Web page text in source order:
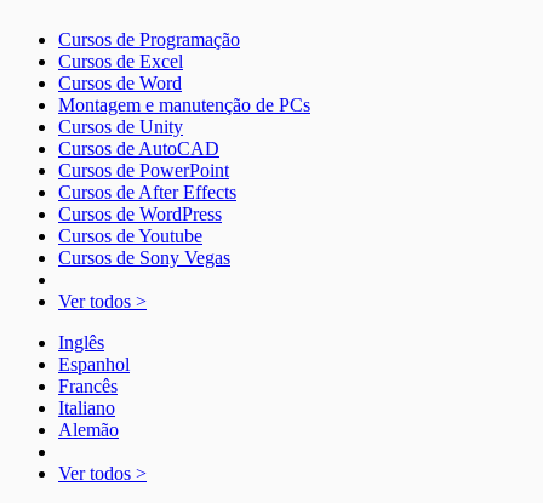
Cursos de Programação
Cursos de Excel
Cursos de Word
Montagem e manutenção de PCs
Cursos de Unity
Cursos de AutoCAD
Cursos de PowerPoint
Cursos de After Effects
Cursos de WordPress
Cursos de Youtube
Cursos de Sony Vegas
Ver todos >
Inglês
Espanhol
Francês
Italiano
Alemão
Ver todos >